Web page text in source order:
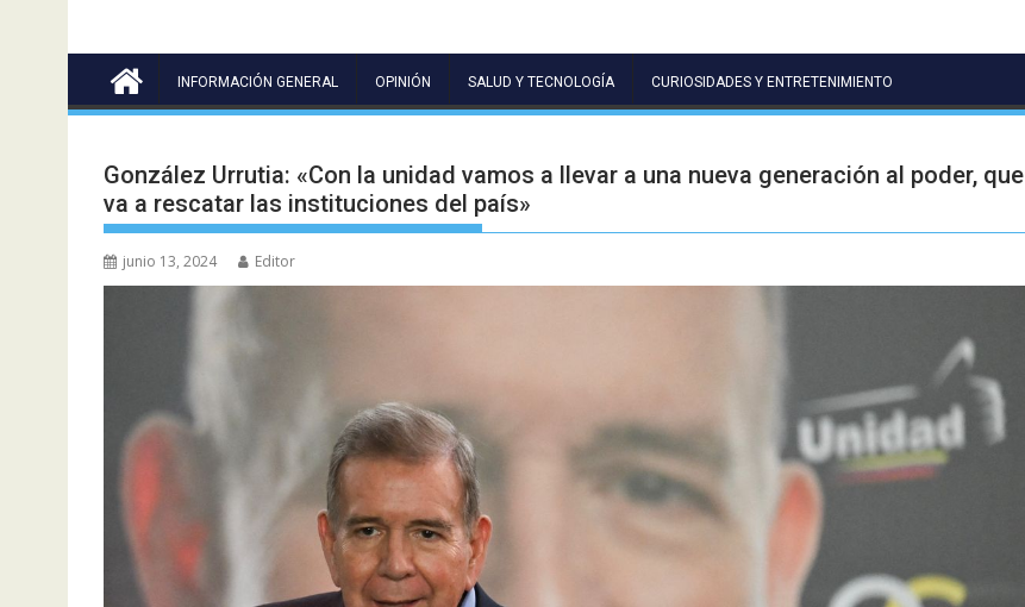
INFORMACIÓN GENERAL OPINIÓN SALUD Y TECNOLOGÍA CURIOSIDADES Y ENTRETENIMIENTO
González Urrutia: «Con la unidad vamos a llevar a una nueva generación al poder, que
va a rescatar las instituciones del país»
junio 13, 2024 Editor